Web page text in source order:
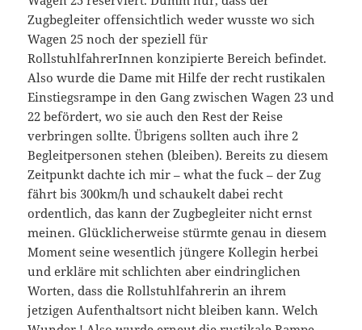
Zugbegleiter offensichtlich weder wusste wo sich
Wagen 25 noch der speziell für
RollstuhlfahrerInnen konzipierte Bereich befindet.
Also wurde die Dame mit Hilfe der recht rustikalen
Einstiegsrampe in den Gang zwischen Wagen 23 und
22 befördert, wo sie auch den Rest der Reise
verbringen sollte. Übrigens sollten auch ihre 2
Begleitpersonen stehen (bleiben). Bereits zu diesem
Zeitpunkt dachte ich mir – what the fuck – der Zug
fährt bis 300km/h und schaukelt dabei recht
ordentlich, das kann der Zugbegleiter nicht ernst
meinen. Glücklicherweise stürmte genau in diesem
Moment seine wesentlich jüngere Kollegin herbei
und erkläre mit schlichten aber eindringlichen
Worten, dass die Rollstuhlfahrerin an ihrem
jetzigen Aufenthaltsort nicht bleiben kann. Welch